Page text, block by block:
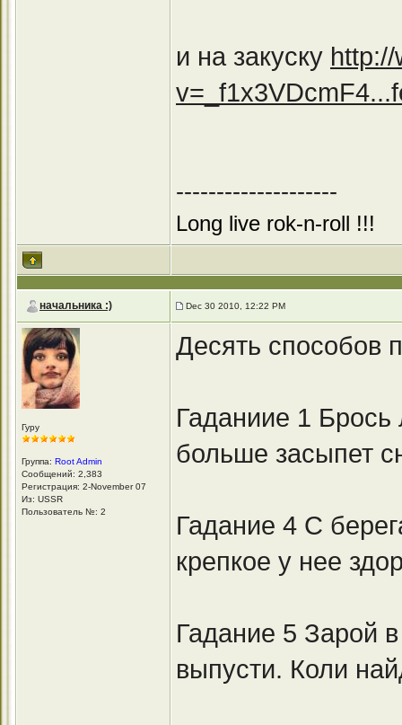
и на закуску
--------------------
Long live rok-n-roll !!!
начальника :) Dec 30 2010, 12:22 PM
Гуру
Группа: Root Admin
Сообщений: 2,383
Регистрация: 2-November 07
Из: USSR
Пользователь №: 2
Десять способов
Гаданиие 1
больше засыпет
Гадание 4 С
крепкое у нее
Гадание 5 Зарой
выпусти. Коли